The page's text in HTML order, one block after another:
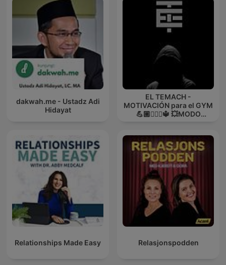
dakwah.me - Ustadz Adi
Hidayat
EL TEMACH -
MOTIVACIÓN para el GYM
💪🏼🏋🏻‍♀🔱 💥MODO
Relationships Made Easy Relasjonspodden